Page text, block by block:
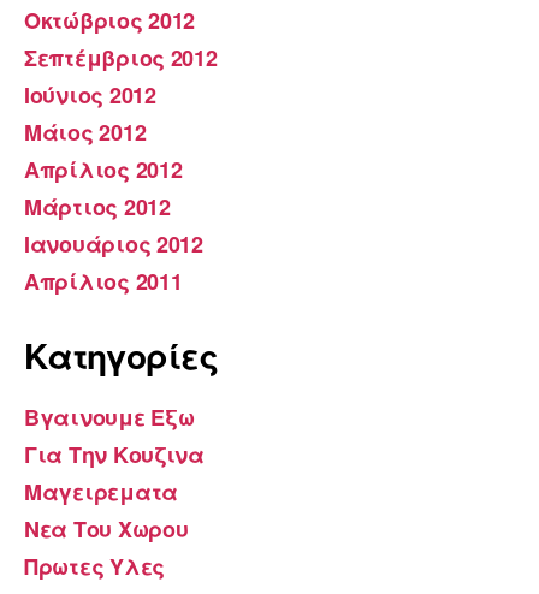
Οκτώβριος 2012
Σεπτέμβριος 2012
Ιούνιος 2012
Μάιος 2012
Απρίλιος 2012
Μάρτιος 2012
Ιανουάριος 2012
Απρίλιος 2011
Kατηγορίες
Βγαινουμε Εξω
Για Την Κουζινα
Μαγειρεματα
Νεα Του Χωρου
Πρωτες Υλες